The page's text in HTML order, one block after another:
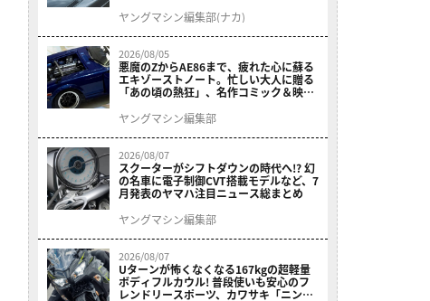
ヤングマシン編集部(ナカ)
2026/08/05
悪魔のZからAE86まで、疲れた心に蘇る
エキゾーストノート。忙しい大人に贈る
「あの頃の熱狂」、名作コミック＆映画
結！
ヤングマシン編集部
2026/08/07
スクーターがシフトダウンの時代へ!? 幻
の名車に電子制御CVT搭載モデルなど、7
月発表のヤマハ注目ニュース総まとめ
ヤングマシン編集部
2026/08/07
Uターンが怖くなくなる167kgの超軽量
ボディフルカウル! 普段使いも安心のフ
レンドリースポーツ、カワサキ「ニンジ